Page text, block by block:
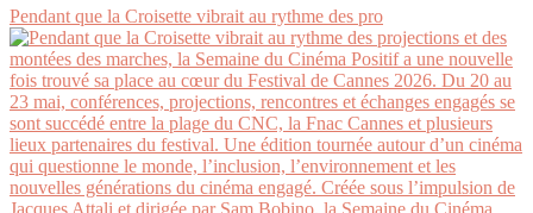
Pendant que la Croisette vibrait au rythme des pro